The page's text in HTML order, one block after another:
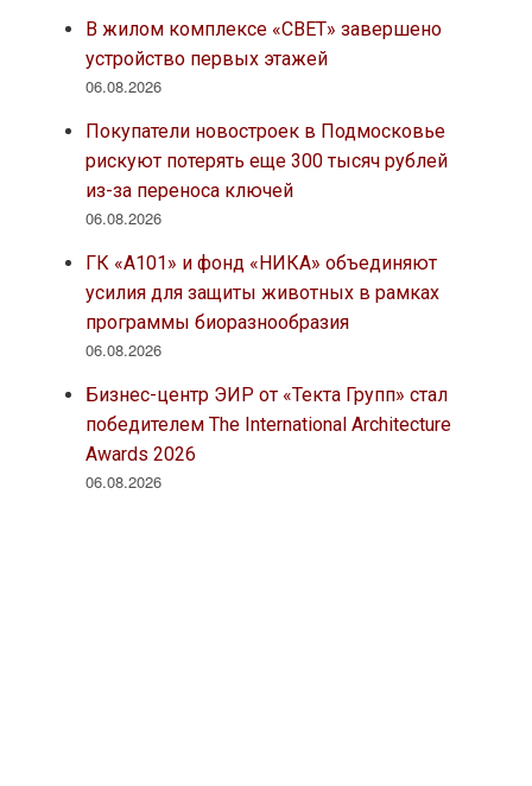
В жилом комплексе «СВЕТ» завершено
устройство первых этажей
06.08.2026
Покупатели новостроек в Подмосковье
рискуют потерять еще 300 тысяч рублей
из-за переноса ключей
06.08.2026
ГК «А101» и фонд «НИКА» объединяют
усилия для защиты животных в рамках
программы биоразнообразия
06.08.2026
Бизнес-центр ЭИР от «Текта Групп» стал
победителем The International Architecture
Awards 2026
06.08.2026